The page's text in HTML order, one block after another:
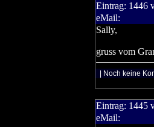
Eintrag: 1446
eMail:
Sally,
gruss vom
| Noch keine
Eintrag: 1445
eMail: